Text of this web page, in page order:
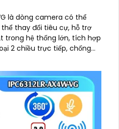
là dòng camera có thể
thay đổi tiêu cự, hỗ trợ
trong hệ thống lớn, tích hợp
2 chiều trực tiếp, chống